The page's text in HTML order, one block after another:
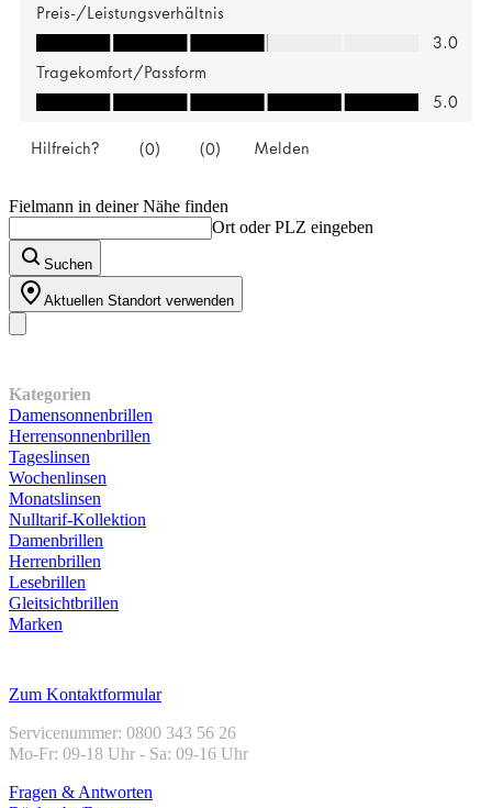
Fielmann in deiner Nähe finden
Ort oder PLZ eingeben
Suchen
Aktuellen Standort verwenden
Kategorien
Damensonnenbrillen
Herrensonnenbrillen
Tageslinsen
Wochenlinsen
Monatslinsen
Nulltarif-Kollektion
Damenbrillen
Herrenbrillen
Lesebrillen
Gleitsichtbrillen
Marken
Zum Kontaktformular
Servicenummer: 0800 343 56 26
Mo-Fr: 09-18 Uhr - Sa: 09-16 Uhr
Fragen & Antworten